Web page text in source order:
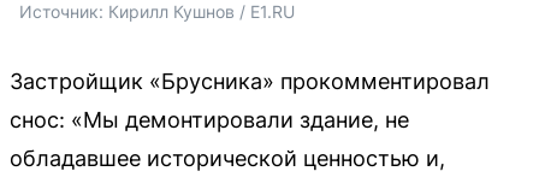
Источник: Кирилл Кушнов / E1.RU
Застройщик «Брусника» прокомментировал
снос: «Мы демонтировали здание, не
обладавшее исторической ценностью и,